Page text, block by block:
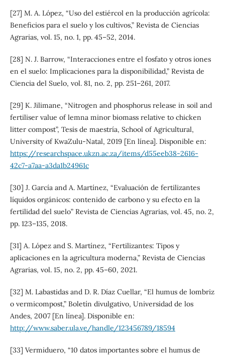
[27] M. A. López, “Uso del estiércol en la producción agrícola:
Beneficios para el suelo y los cultivos,” Revista de Ciencias
Agrarias, vol. 15, no. 1, pp. 45–52, 2014.
[28] N. J. Barrow, “Interacciones entre el fosfato y otros iones
en el suelo: Implicaciones para la disponibilidad,” Revista de
Ciencia del Suelo, vol. 81, no. 2, pp. 251–261, 2017.
[29] K. Jilimane, “Nitrogen and phosphorus release in soil and
fertiliser value of lemna minor biomass relative to chicken
litter compost”, Tesis de maestría, School of Agricultural,
University of KwaZulu-Natal, 2019 [En línea]. Disponible en:
https://researchspace.ukzn.ac.za/items/d55eeb38-2616-
42c7-a7aa-a3da1b24961c
[30] J. García and A. Martínez, “Evaluación de fertilizantes
líquidos orgánicos: contenido de carbono y su efecto en la
fertilidad del suelo” Revista de Ciencias Agrarias, vol. 45, no. 2,
pp. 123–135, 2018.
[31] A. López and S. Martínez, “Fertilizantes: Tipos y
aplicaciones en la agricultura moderna,” Revista de Ciencias
Agrarias, vol. 15, no. 2, pp. 45–60, 2021.
[32] M. Labastidas and D. R. Díaz Cuellar, “El humus de lombriz
o vermicompost,” Boletín divulgativo, Universidad de los
Andes, 2007 [En línea]. Disponible en:
http://www.saber.ula.ve/handle/123456789/18594
[33] Vermiduero, “10 datos importantes sobre el humus de